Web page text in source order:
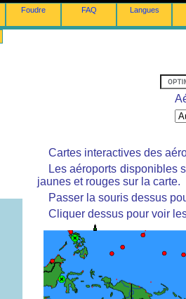
Foudre FAQ Langues
Cartes interactives des
Les aéroports disponibles
jaunes et rouges sur la carte.
Passer la souris dessus
Cliquer dessus pour voir